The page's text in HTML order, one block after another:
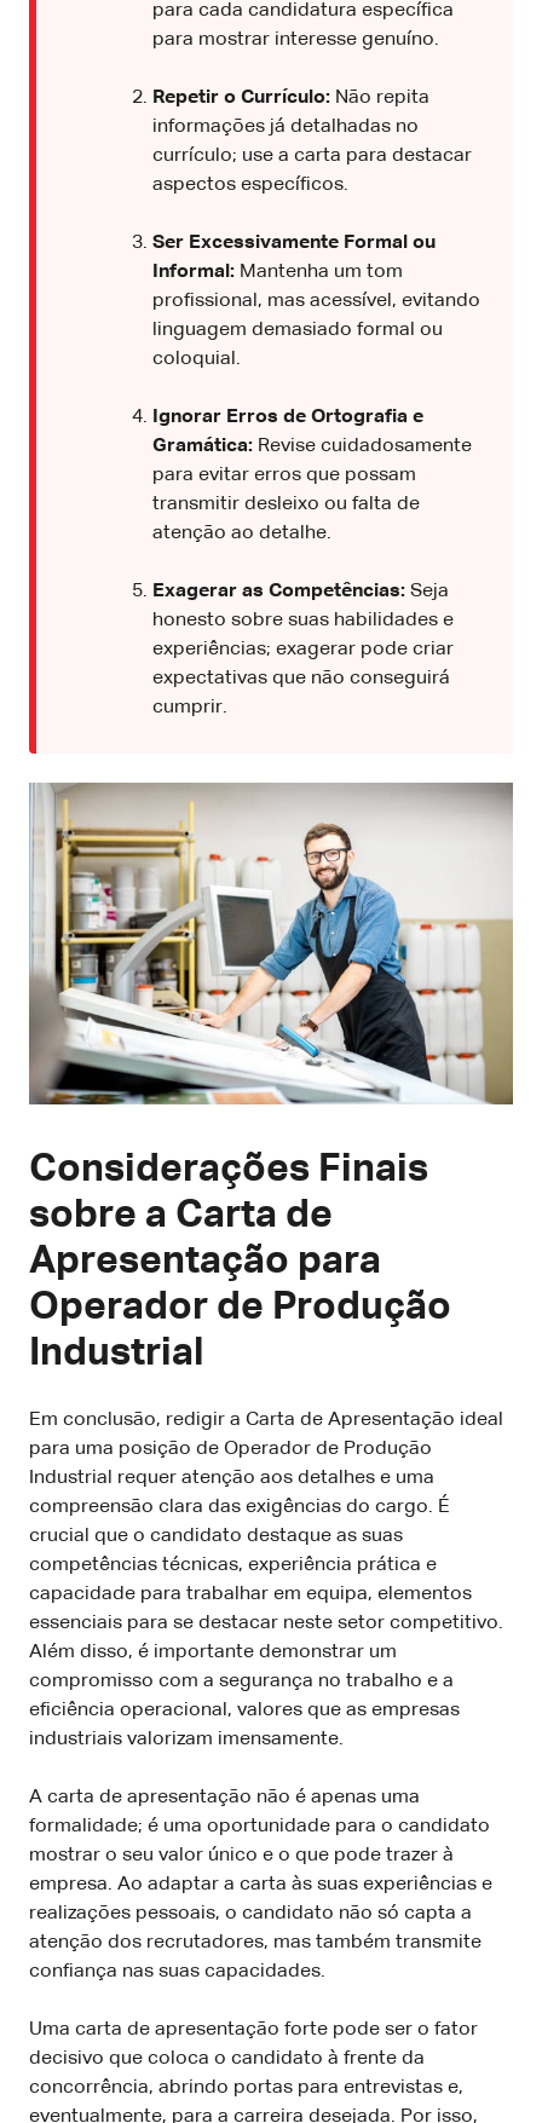
para cada candidatura específica
para mostrar interesse genuíno.
Repetir o Currículo: Não repita
informações já detalhadas no
currículo; use a carta para destacar
aspectos específicos.
Ser Excessivamente Formal ou
Informal: Mantenha um tom
profissional, mas acessível, evitando
linguagem demasiado formal ou
coloquial.
Ignorar Erros de Ortografia e
Gramática: Revise cuidadosamente
para evitar erros que possam
transmitir desleixo ou falta de
atenção ao detalhe.
Exagerar as Competências: Seja
honesto sobre suas habilidades e
experiências; exagerar pode criar
expectativas que não conseguirá
cumprir.
Considerações Finais
sobre a Carta de
Apresentação para
Operador de Produção
Industrial
Em conclusão, redigir a Carta de Apresentação ideal
para uma posição de Operador de Produção
Industrial requer atenção aos detalhes e uma
compreensão clara das exigências do cargo. É
crucial que o candidato destaque as suas
competências técnicas, experiência prática e
capacidade para trabalhar em equipa, elementos
essenciais para se destacar neste setor competitivo.
Além disso, é importante demonstrar um
compromisso com a segurança no trabalho e a
eficiência operacional, valores que as empresas
industriais valorizam imensamente.
A carta de apresentação não é apenas uma
formalidade; é uma oportunidade para o candidato
mostrar o seu valor único e o que pode trazer à
empresa. Ao adaptar a carta às suas experiências e
realizações pessoais, o candidato não só capta a
atenção dos recrutadores, mas também transmite
confiança nas suas capacidades.
Uma carta de apresentação forte pode ser o fator
decisivo que coloca o candidato à frente da
concorrência, abrindo portas para entrevistas e,
eventualmente, para a carreira desejada. Por isso,